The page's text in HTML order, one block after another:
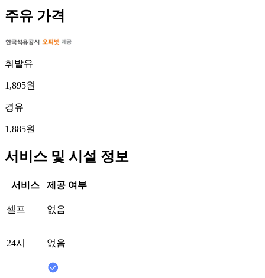
주유 가격
휘발유
1,895원
경유
1,885원
서비스 및 시설 정보
서비스 제공 여부
셀프 없음
24시 없음